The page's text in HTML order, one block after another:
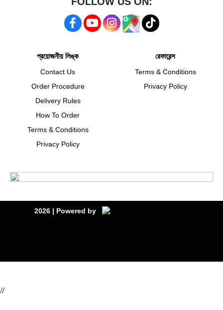
প্রয়োজনীয় লিঙ্ক
Contact Us
Order Procedure
Delivery Rules
How To Order
Terms & Conditions
Privacy Policy
রেফারেন্স
Terms & Conditions
Privacy Policy
2026 | Powered by
//